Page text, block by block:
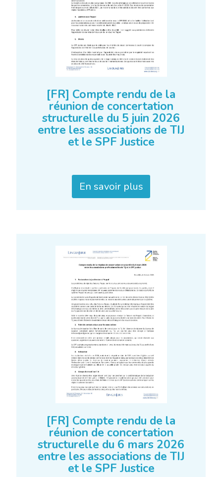
[FR] Compte rendu de la
réunion de concertation
structurelle du 5 juin 2026
entre les associations de TIJ
et le SPF Justice
En savoir plus
[FR] Compte rendu de la
réunion de concertation
structurelle du 6 mars 2026
entre les associations de TIJ
et le SPF Justice